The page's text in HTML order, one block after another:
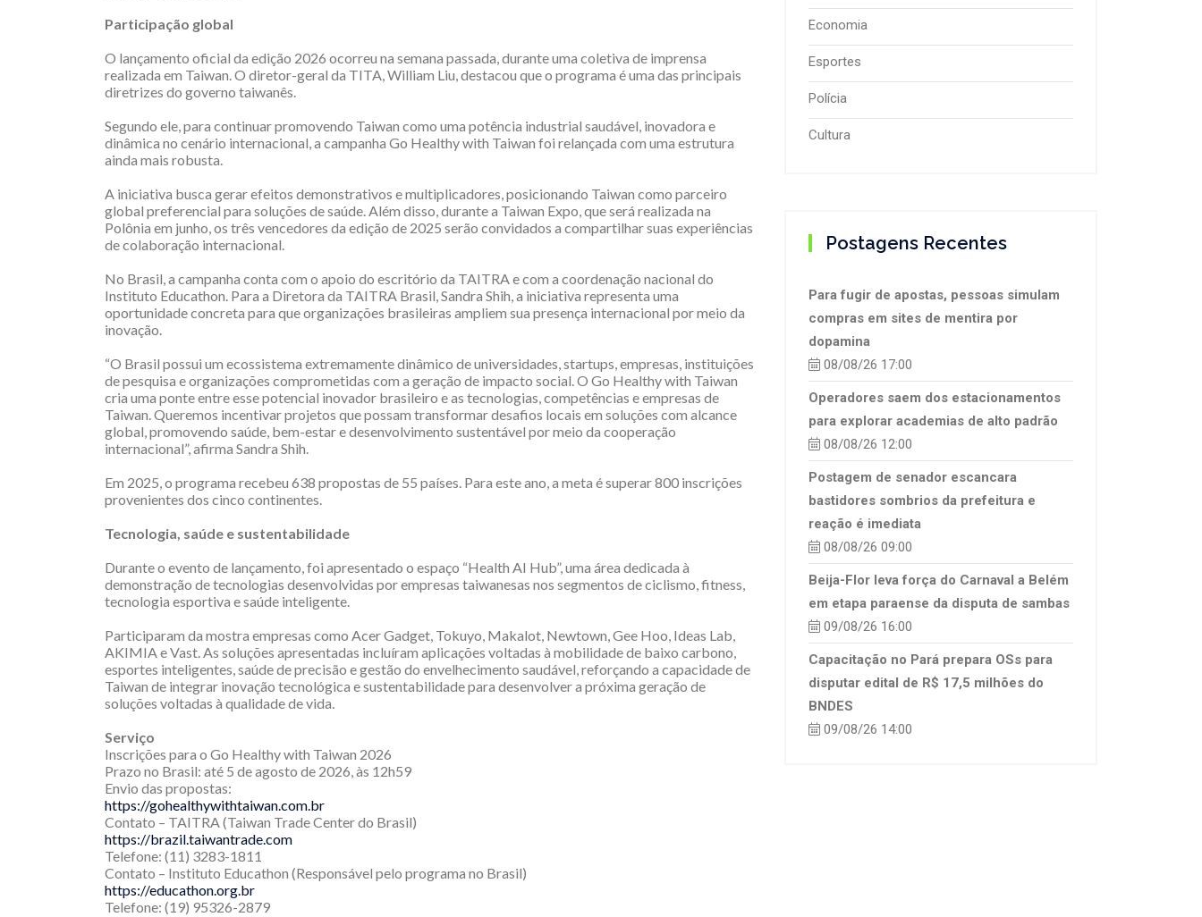
Participação global
O lançamento oficial da edição 2026 ocorreu na semana passada, durante uma coletiva de imprensa
realizada em Taiwan. O diretor-geral da TITA, William Liu, destacou que o programa é uma das principais
diretrizes do governo taiwanês.
Segundo ele, para continuar promovendo Taiwan como uma potência industrial saudável, inovadora e
dinâmica no cenário internacional, a campanha Go Healthy with Taiwan foi relançada com uma estrutura
ainda mais robusta.
A iniciativa busca gerar efeitos demonstrativos e multiplicadores, posicionando Taiwan como parceiro
global preferencial para soluções de saúde. Além disso, durante a Taiwan Expo, que será realizada na
Polônia em junho, os três vencedores da edição de 2025 serão convidados a compartilhar suas experiências
de colaboração internacional.
No Brasil, a campanha conta com o apoio do escritório da TAITRA e com a coordenação nacional do
Instituto Educathon. Para a Diretora da TAITRA Brasil, Sandra Shih, a iniciativa representa uma
oportunidade concreta para que organizações brasileiras ampliem sua presença internacional por meio da
inovação.
“O Brasil possui um ecossistema extremamente dinâmico de universidades, startups, empresas, instituições
de pesquisa e organizações comprometidas com a geração de impacto social. O Go Healthy with Taiwan
cria uma ponte entre esse potencial inovador brasileiro e as tecnologias, competências e empresas de
Taiwan. Queremos incentivar projetos que possam transformar desafios locais em soluções com alcance
global, promovendo saúde, bem-estar e desenvolvimento sustentável por meio da cooperação
internacional”, afirma Sandra Shih.
Em 2025, o programa recebeu 638 propostas de 55 países. Para este ano, a meta é superar 800 inscrições
provenientes dos cinco continentes.
Tecnologia, saúde e sustentabilidade
Durante o evento de lançamento, foi apresentado o espaço “Health AI Hub”, uma área dedicada à
demonstração de tecnologias desenvolvidas por empresas taiwanesas nos segmentos de ciclismo, fitness,
tecnologia esportiva e saúde inteligente.
Participaram da mostra empresas como Acer Gadget, Tokuyo, Makalot, Newtown, Gee Hoo, Ideas Lab,
AKIMIA e Vast. As soluções apresentadas incluíram aplicações voltadas à mobilidade de baixo carbono,
esportes inteligentes, saúde de precisão e gestão do envelhecimento saudável, reforçando a capacidade de
Taiwan de integrar inovação tecnológica e sustentabilidade para desenvolver a próxima geração de
soluções voltadas à qualidade de vida.
Serviço
Inscrições para o Go Healthy with Taiwan 2026
Prazo no Brasil: até 5 de agosto de 2026, às 12h59
Envio das propostas:
https://gohealthywithtaiwan.com.br
Contato – TAITRA (Taiwan Trade Center do Brasil)
https://brazil.taiwantrade.com
Telefone: (11) 3283-1811
Contato – Instituto Educathon (Responsável pelo programa no Brasil)
https://educathon.org.br
Telefone: (19) 95326-2879
Economia
Esportes
Polícia
Cultura
Postagens Recentes
Para fugir de apostas, pessoas simulam
compras em sites de mentira por
dopamina
08/08/26 17:00
Operadores saem dos estacionamentos
para explorar academias de alto padrão
08/08/26 12:00
Postagem de senador escancara
bastidores sombrios da prefeitura e
reação é imediata
08/08/26 09:00
Beija-Flor leva força do Carnaval a Belém
em etapa paraense da disputa de sambas
09/08/26 16:00
Capacitação no Pará prepara OSs para
disputar edital de R$ 17,5 milhões do
BNDES
09/08/26 14:00